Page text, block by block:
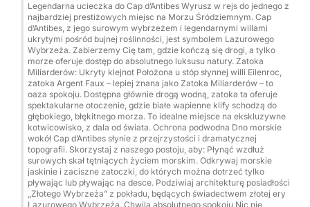
Legendarna ucieczka do Cap d’Antibes Wyrusz w rejs do jednego z
najbardziej prestiżowych miejsc na Morzu Śródziemnym. Cap
d’Antibes, z jego surowym wybrzeżem i legendarnymi willami
ukrytymi pośród bujnej roślinności, jest symbolem Lazurowego
Wybrzeża. Zabierzemy Cię tam, gdzie kończą się drogi, a tylko
morze oferuje dostęp do absolutnego luksusu natury. Zatoka
Miliarderów: Ukryty klejnot Położona u stóp słynnej willi Eilenroc,
zatoka Argent Faux – lepiej znana jako Zatoka Miliarderów – to
oaza spokoju. Dostępna głównie drogą wodną, zatoka ta oferuje
spektakularne otoczenie, gdzie białe wapienne klify schodzą do
głębokiego, błękitnego morza. To idealne miejsce na ekskluzywne
kotwicowisko, z dala od świata. Ochrona podwodna Dno morskie
wokół Cap d’Antibes słynie z przejrzystości i dramatycznej
topografii. Skorzystaj z naszego postoju, aby: Płynąć wzdłuż
surowych skał tętniących życiem morskim. Odkrywaj morskie
jaskinie i zaciszne zatoczki, do których można dotrzeć tylko
pływając lub pływając na desce. Podziwiaj architekturę posiadłości
„Złotego Wybrzeża” z pokładu, będących świadectwem złotej ery
Lazurowego Wybrzeża. Chwila absolutnego spokoju Nic nie